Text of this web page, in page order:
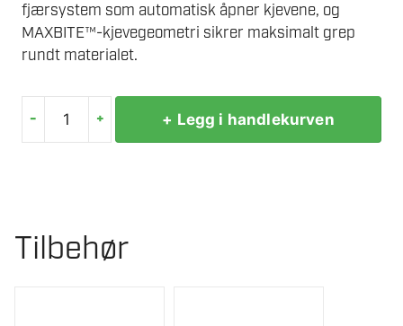
fjærsystem som automatisk åpner kjevene, og
MAXBITE™-kjevegeometri sikrer maksimalt grep
rundt materialet.
-
MILWAUKEE
antall
+ + Legg i handlekurven
Tilbehør